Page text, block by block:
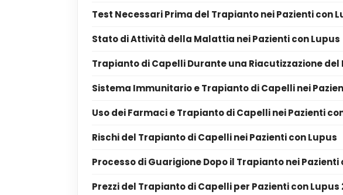
Test Necessari Prima del Trapianto nei Pazienti con
Stato di Attività della Malattia nei Pazienti con Lupus
Trapianto di Capelli Durante una Riacutizzazione del
Sistema Immunitario e Trapianto di Capelli nei
Uso dei Farmaci e Trapianto di Capelli nei Pazienti
Rischi del Trapianto di Capelli nei Pazienti con Lupus
Processo di Guarigione Dopo il Trapianto nei Pazienti
Prezzi del Trapianto di Capelli per Pazienti con Lupus